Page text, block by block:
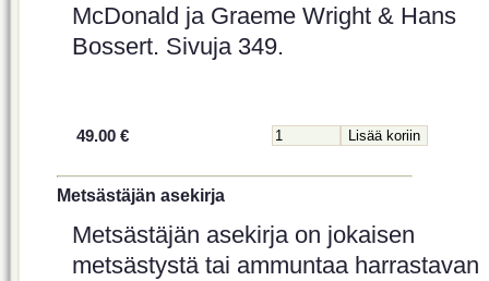
McDonald ja Graeme Wright & Hans
Bossert. Sivuja 349.
49.00 €
Metsästäjän asekirja
Metsästäjän asekirja on jokaisen
metsästystä tai ammuntaa harrastavan